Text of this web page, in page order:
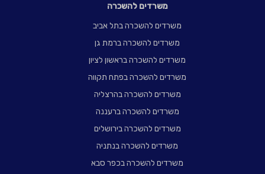
משרדים להשכרה
משרדים להשכרה בתל אביב
משרדים להשכרה ברמת גן
משרדים להשכרה בראשון לציון
משרדים להשכרה בפתח תקווה
משרדים להשכרה בהרצליה
משרדים להשכרה ברעננה
משרדים להשכרה בירושלים
משרדים להשכרה בנתניה
משרדים להשכרה בכפר סבא